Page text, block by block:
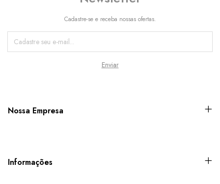
Cadastre-se e receba nossas ofertas.
Nossa Empresa
Informações